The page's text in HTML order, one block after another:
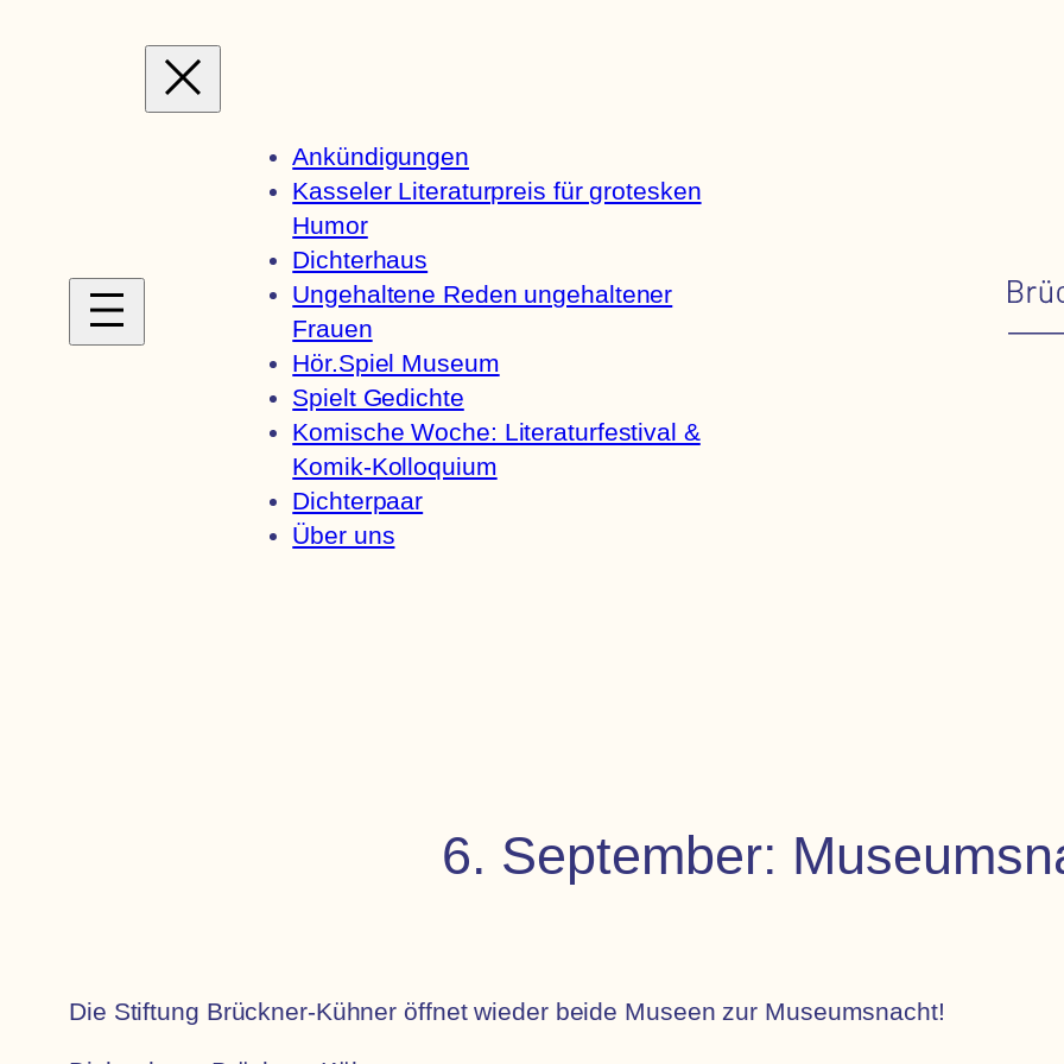
Ankündigungen
Kasseler Literaturpreis für grotesken
Humor
Dichterhaus
Ungehaltene Reden ungehaltener
Frauen
Hör.Spiel Museum
Spielt Gedichte
Komische Woche: Literaturfestival &
Komik-Kolloquium
Dichterpaar
Über uns
6. September:
Die Stiftung Brückner-Kühner öffnet wieder beide Museen zur Museumsnacht!